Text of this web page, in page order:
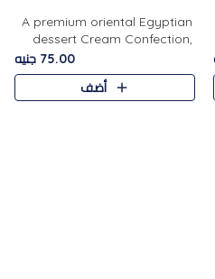
A premium oriental Egyptian
dessert Cream Confection,
featuring a soft, creamy
texture and the distinctive
flavor of roasted hazelnuts.
75.00 جنيه
أضف